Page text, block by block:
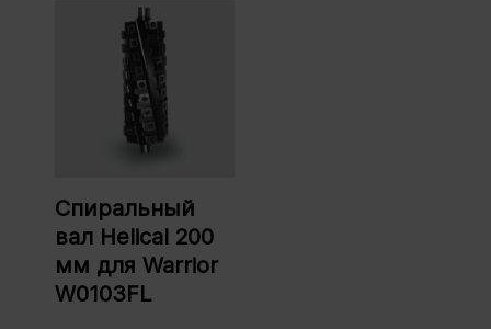
Спиральный
вал Helical 200
мм для Warrior
W0103FL